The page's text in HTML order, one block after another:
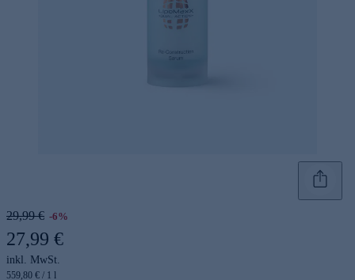
29,99 € -6%
27,99 €
inkl. MwSt.
559,80 € / 1 l